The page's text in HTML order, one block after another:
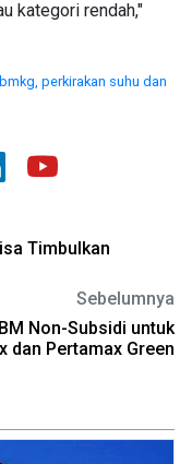
kategori rendah,"
bmkg, perkirakan suhu dan
Timbulkan
Sebelumnya
Non-Subsidi untuk
dan Pertamax Green